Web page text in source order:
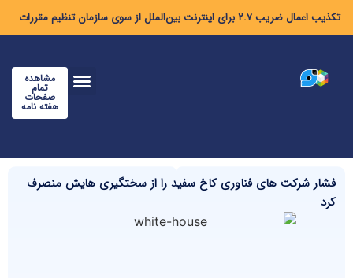
تکذیب اعمال ضریب ۲.۷ برای اینترنت بین‌الملل از سوی سازمان تنظیم مقررات
مشاهده
تمام
صفحات
هفته نامه
فشار شرکت های فناوری کاخ سفید را از سختگیری هایش منصرف
کرد